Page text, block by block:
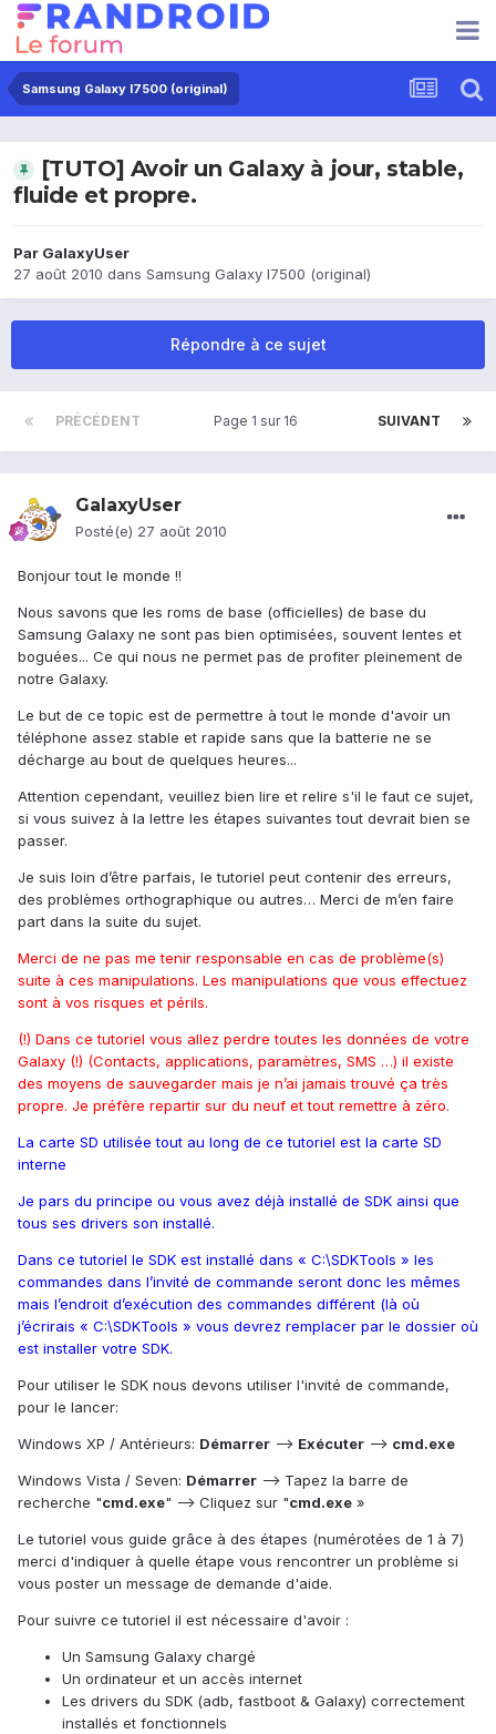
Samsung Galaxy I7500 (original)
[TUTO] Avoir un Galaxy à jour, stable,
fluide et propre.
Par GalaxyUser
27 août 2010 dans Samsung Galaxy I7500 (original)
Répondre à ce sujet
PRÉCÉDENT SUIVANT
Page 1 sur 16
GalaxyUser
Posté(e) 27 août 2010
Bonjour tout le monde !!
Nous savons que les roms de base (officielles) de base du
Samsung Galaxy ne sont pas bien optimisées, souvent lentes et
boguées... Ce qui nous ne permet pas de profiter pleinement de
notre Galaxy.
Le but de ce topic est de permettre à tout le monde d'avoir un
téléphone assez stable et rapide sans que la batterie ne se
décharge au bout de quelques heures...
Attention cependant, veuillez bien lire et relire s'il le faut ce sujet,
si vous suivez à la lettre les étapes suivantes tout devrait bien se
passer.
Je suis loin d’être parfais, le tutoriel peut contenir des erreurs,
des problèmes orthographique ou autres… Merci de m’en faire
part dans la suite du sujet.
Merci de ne pas me tenir responsable en cas de problème(s)
suite à ces manipulations. Les manipulations que vous effectuez
sont à vos risques et périls.
(!) Dans ce tutoriel vous allez perdre toutes les données de votre
Galaxy (!) (Contacts, applications, paramètres, SMS …) il existe
des moyens de sauvegarder mais je n’ai jamais trouvé ça très
propre. Je préfère repartir sur du neuf et tout remettre à zéro.
La carte SD utilisée tout au long de ce tutoriel est la carte SD
interne
Je pars du principe ou vous avez déjà installé de SDK ainsi que
tous ses drivers son installé.
Dans ce tutoriel le SDK est installé dans « C:\SDKTools » les
commandes dans l’invité de commande seront donc les mêmes
mais l’endroit d’exécution des commandes différent (là où
j’écrirais « C:\SDKTools » vous devrez remplacer par le dossier où
est installer votre SDK.
Pour utiliser le SDK nous devons utiliser l'invité de commande,
pour le lancer:
Windows XP / Antérieurs: Démarrer --> Exécuter --> cmd.exe
Windows Vista / Seven: Démarrer --> Tapez la barre de
recherche "cmd.exe" --> Cliquez sur "cmd.exe »
Le tutoriel vous guide grâce à des étapes (numérotées de 1 à 7)
merci d'indiquer à quelle étape vous rencontrer un problème si
vous poster un message de demande d'aide.
Pour suivre ce tutoriel il est nécessaire d'avoir :
Un Samsung Galaxy chargé
Un ordinateur et un accès internet
Les drivers du SDK (adb, fastboot & Galaxy) correctement
installés et fonctionnels